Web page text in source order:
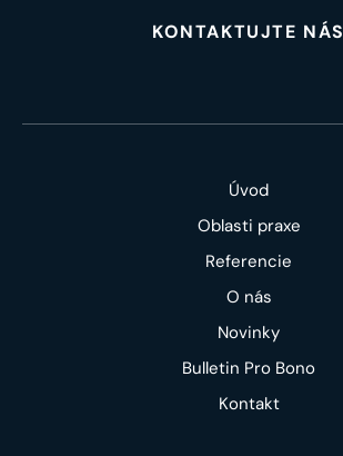
KONTAKTUJTE NÁS
Úvod
Oblasti praxe
Referencie
O nás
Novinky
Bulletin Pro Bono
Kontakt